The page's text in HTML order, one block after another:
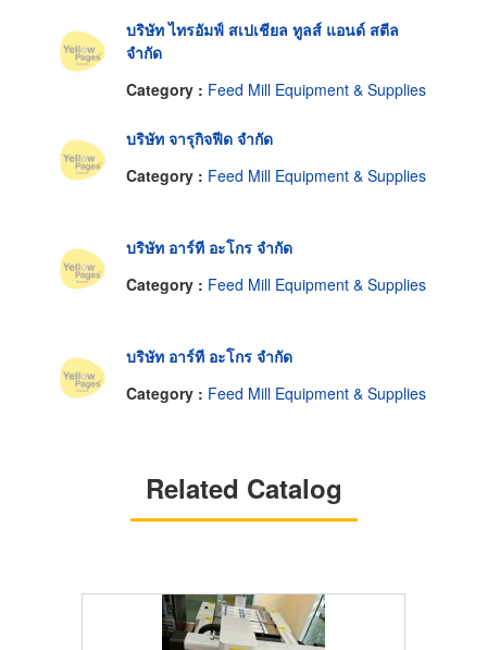
บริษัท ไทรอัมฟ์ สเปเชียล ทูลส์ แอนด์ สตีล
จำกัด
Category : Feed Mill Equipment & Supplies
บริษัท จารุกิจฟีด จำกัด
Category : Feed Mill Equipment & Supplies
บริษัท อาร์ที อะโกร จำกัด
Category : Feed Mill Equipment & Supplies
บริษัท อาร์ที อะโกร จำกัด
Category : Feed Mill Equipment & Supplies
Related Catalog